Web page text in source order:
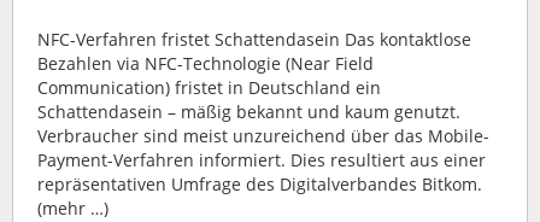
NFC-Verfahren fristet Schattendasein Das kontaktlose
Bezahlen via NFC-Technologie (Near Field
Communication) fristet in Deutschland ein
Schattendasein – mäßig bekannt und kaum genutzt.
Verbraucher sind meist unzureichend über das Mobile-
Payment-Verfahren informiert. Dies resultiert aus einer
repräsentativen Umfrage des Digitalverbandes Bitkom.
(mehr …)